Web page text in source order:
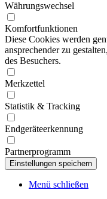
Währungswechsel
Komfortfunktionen
Diese Cookies werden
ansprechender zu
des Besuchers.
Merkzettel
Statistik & Tracking
Endgeräteerkennung
Partnerprogramm
Menü schließen